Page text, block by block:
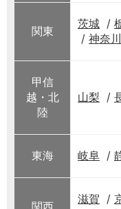
関東
茨城
神奈川
甲信
越・北
陸
山梨
東海 岐阜
滋賀